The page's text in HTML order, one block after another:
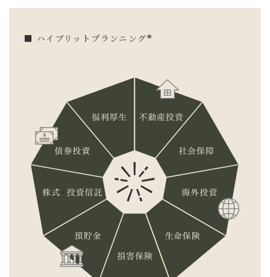
■ ハイブリットプランニング®